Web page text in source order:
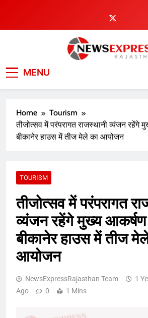
content
MENU
Home
Tourism
तीजोत्सव में परंपरागत राजस्थानी व्यंजन रहेंगे
बीकानेर हाउस में तीज मेले का आयोजन
TOURISM
तीजोत्सव में परंपरागत
व्यंजन रहेंगे मुख्य
बीकानेर हाउस में तीज
आयोजन
NewsExpressRajasthan Team
1
Ago
0 1 Mins